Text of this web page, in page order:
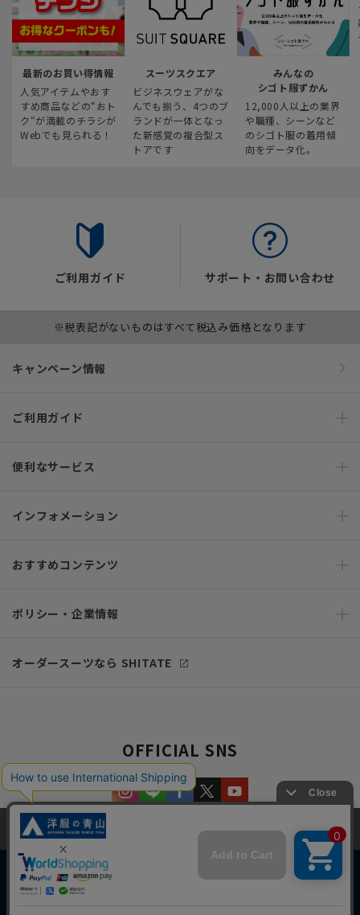
最新のお買い得情報
人気アイテムやおす
すめ商品などの“おト
ク“が満載のチラシが
Webでも見られる！
スーツスクエア
ビジネスウェアがな
んでも揃う、4つのブ
ランドが一体となっ
た新感覚の複合型ス
トアです
みんなの
シゴト服ずかん
12,000人以上の業界
や職種、シーンなど
のシゴト服の着用傾
向をデータ化。
ご利用ガイド サポート・お問い合わせ
※税表記がないものはすべて税込み価格となります
キャンペーン情報
ご利用ガイド
便利なサービス
インフォメーション
おすすめコンテンツ
ポリシー・企業情報
オーダースーツなら SHITATE
OFFICIAL SNS
当サイトでは、快適な閲覧体験とコンテンツ改善のためにCookieを使用
しています。閲覧を続けることで、Cookieの使用に同意したものとみな
します。詳細については